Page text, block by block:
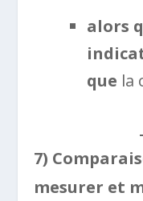
alors
que la
7)
mesurer et